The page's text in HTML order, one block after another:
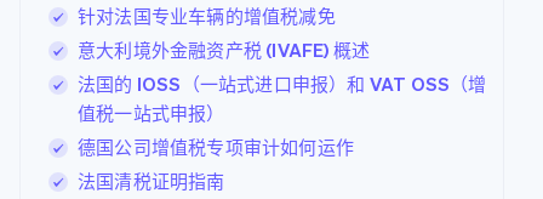
针对法国专业车辆的增值税减免
意大利境外金融资产税 (IVAFE) 概述
法国的 IOSS（一站式进口申报）和 VAT OSS（增
值税一站式申报）
德国公司增值税专项审计如何运作
法国清税证明指南